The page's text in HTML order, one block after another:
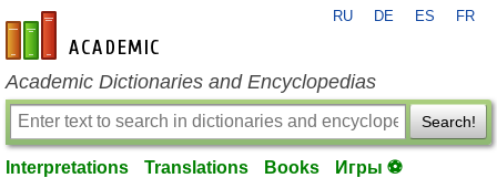
en-academic.com
RU DE ES FR
Academic Dictionaries and Encyclopedias
Search!
Interpretations Translations Books Игры ⚽